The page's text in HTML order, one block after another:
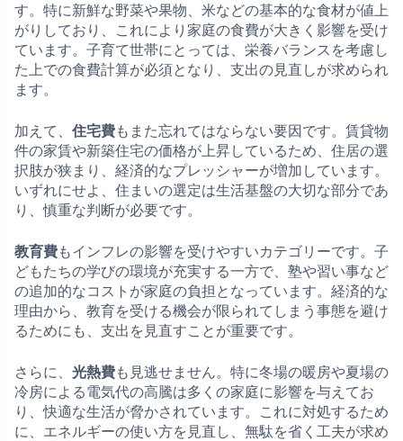
す。特に新鮮な野菜や果物、米などの基本的な食材が値上
がりしており、これにより家庭の食費が大きく影響を受け
ています。子育て世帯にとっては、栄養バランスを考慮し
た上での食費計算が必須となり、支出の見直しが求められ
ます。
加えて、 住宅費もまた忘れてはならない要因です。賃貸物
件の家賃や新築住宅の価格が上昇しているため、住居の選
択肢が狭まり、経済的なプレッシャーが増加しています。
いずれにせよ、住まいの選定は生活基盤の大切な部分であ
り、慎重な判断が必要です。
教育費もインフレの影響を受けやすいカテゴリーです。子
どもたちの学びの環境が充実する一方で、塾や習い事など
の追加的なコストが家庭の負担となっています。経済的な
理由から、教育を受ける機会が限られてしまう事態を避け
るためにも、支出を見直すことが重要です。
さらに、 光熱費も見逃せません。特に冬場の暖房や夏場の
冷房による電気代の高騰は多くの家庭に影響を与えてお
り、快適な生活が脅かされています。これに対処するため
に、エネルギーの使い方を見直し、無駄を省く工夫が求め